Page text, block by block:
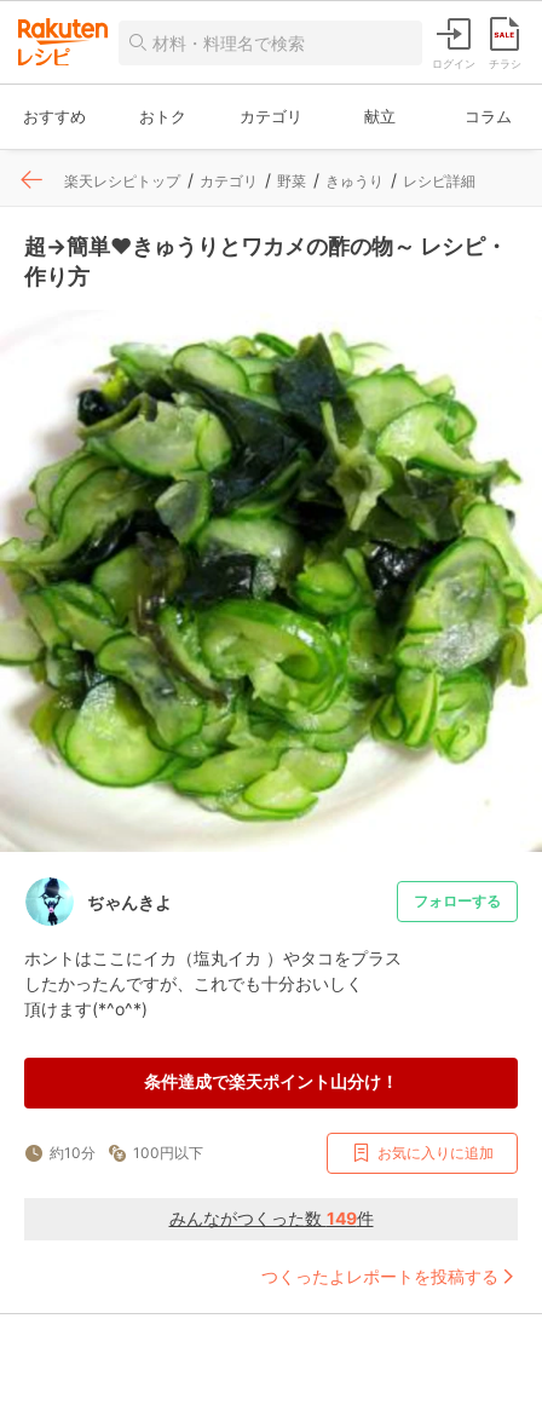
ログイン チラシ
おすすめ おトク カテゴリ 献立 コラム
楽天レシピトップ カテゴリ 野菜 きゅうり レシピ詳細
超→簡単❤きゅうりとワカメの酢の物～ レシピ・
作り方
ぢゃんきよ フォローする
ホントはここにイカ（塩丸イカ ）やタコをプラス
したかったんですが、これでも十分おいしく
頂けます(*^o^*)
条件達成で楽天ポイント山分け！
約10分 100円以下 お気に入りに追加
みんながつくった数 149件
つくったよレポートを投稿する